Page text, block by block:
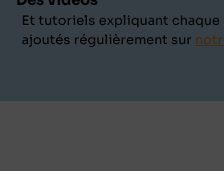
Et tutoriels expliquant
ajoutés régulièrement sur